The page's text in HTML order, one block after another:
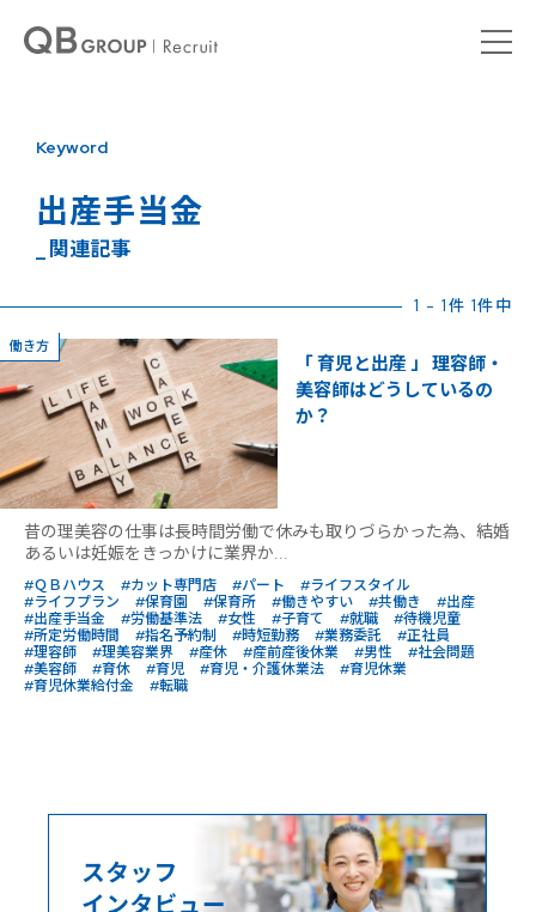
Keyword
出産手当金
_ 関連記事
1 - 1件 1件中
働き方
「 育児と出産 」 理容師・
美容師はどうしているの
か？
昔の理美容の仕事は長時間労働で休みも取りづらかった為、結婚
あるいは妊娠をきっかけに業界か...
#ＱＢハウス #カット専門店 #パート
#ライフスタイル
#ライフプラン
#保育園 #保育所 #働きやすい #共働き
#出産
#出産手当金
#労働基準法 #女性 #子育て #就職
#待機児童
#所定労働時間
#指名予約制 #時短勤務 #業務委託
#正社員
#理容師
#理美容業界 #産休 #産前産後休業 #男性
#社会問題
#美容師
#育休 #育児 #育児・介護休業法
#育児休業
#育児休業給付金
#転職